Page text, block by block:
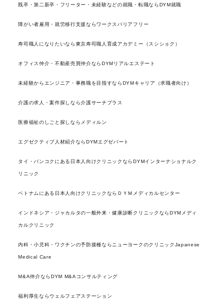
既卒・第二新卒・フリーター・未経験などの就職・転職ならDYM就職
障がい者雇用・就労移行支援ならワークスバリアフリー
寿司職人になりたいなら東京寿司職人育成アカデミー（スシショク）
オフィス仲介・不動産売買仲介ならDYMリアルエステート
未経験からエンジニア・事務職を目指すならDYMキャリア（求職者向け）
介護の求人・案件探しなら介護サーチプラス
医療福祉のしごと探しならメディルン
エグゼクティブ人材紹介ならDYMエグゼパート
タイ・バンコクにある日本人向けクリニックならDYMインターナショナルク
リニック
ベトナムにある日本人向けクリニックならＤＹＭメディカルセンター
インドネシア・ジャカルタの一般外来・健康診断クリニックならDYMメディ
カルクリニック
内科・小児科・ワクチンの予防接種ならニューヨークのクリニックJapanese
Medical Care
M&A仲介ならDYM M&Aコンサルティング
福利厚生ならウェルフェアステーション